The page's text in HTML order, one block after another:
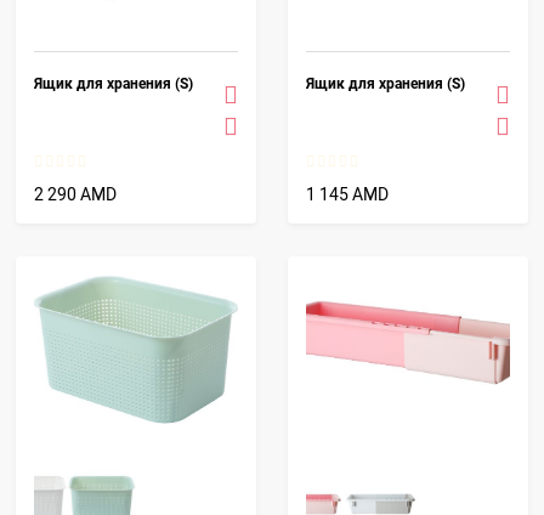
Ящик для хранения (S)
2 290 AMD
Ящик для хранения (S)
1 145 AMD